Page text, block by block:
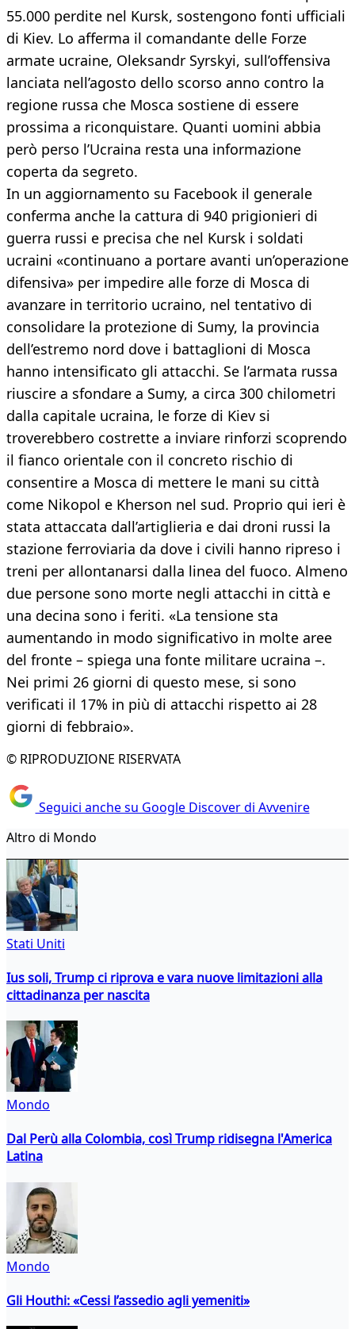
55.000 perdite nel Kursk, sostengono fonti ufficiali
di Kiev. Lo afferma il comandante delle Forze
armate ucraine, Oleksandr Syrskyi, sull’offensiva
lanciata nell’agosto dello scorso anno contro la
regione russa che Mosca sostiene di essere
prossima a riconquistare. Quanti uomini abbia
però perso l’Ucraina resta una informazione
coperta da segreto.
In un aggiornamento su Facebook il generale
conferma anche la cattura di 940 prigionieri di
guerra russi e precisa che nel Kursk i soldati
ucraini «continuano a portare avanti un’operazione
difensiva» per impedire alle forze di Mosca di
avanzare in territorio ucraino, nel tentativo di
consolidare la protezione di Sumy, la provincia
dell’estremo nord dove i battaglioni di Mosca
hanno intensificato gli attacchi. Se l’armata russa
riuscire a sfondare a Sumy, a circa 300 chilometri
dalla capitale ucraina, le forze di Kiev si
troverebbero costrette a inviare rinforzi scoprendo
il fianco orientale con il concreto rischio di
consentire a Mosca di mettere le mani su città
come Nikopol e Kherson nel sud. Proprio qui ieri è
stata attaccata dall’artiglieria e dai droni russi la
stazione ferroviaria da dove i civili hanno ripreso i
treni per allontanarsi dalla linea del fuoco. Almeno
due persone sono morte negli attacchi in città e
una decina sono i feriti. «La tensione sta
aumentando in modo significativo in molte aree
del fronte – spiega una fonte militare ucraina –.
Nei primi 26 giorni di questo mese, si sono
verificati il ​​17% in più di attacchi rispetto ai 28
giorni di febbraio».
© RIPRODUZIONE RISERVATA
Seguici anche su Google Discover di Avvenire
Altro di Mondo
Stati Uniti
Ius soli, Trump ci riprova e vara nuove limitazioni alla
cittadinanza per nascita
Mondo
Dal Perù alla Colombia, così Trump ridisegna l'America
Latina
Mondo
Gli Houthi: «Cessi l’assedio agli yemeniti»